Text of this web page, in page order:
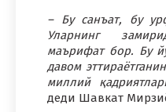
– Бу санъат, бу
Уларнинг
маърифат бор. Бу
давом
миллий
деди Шавкат